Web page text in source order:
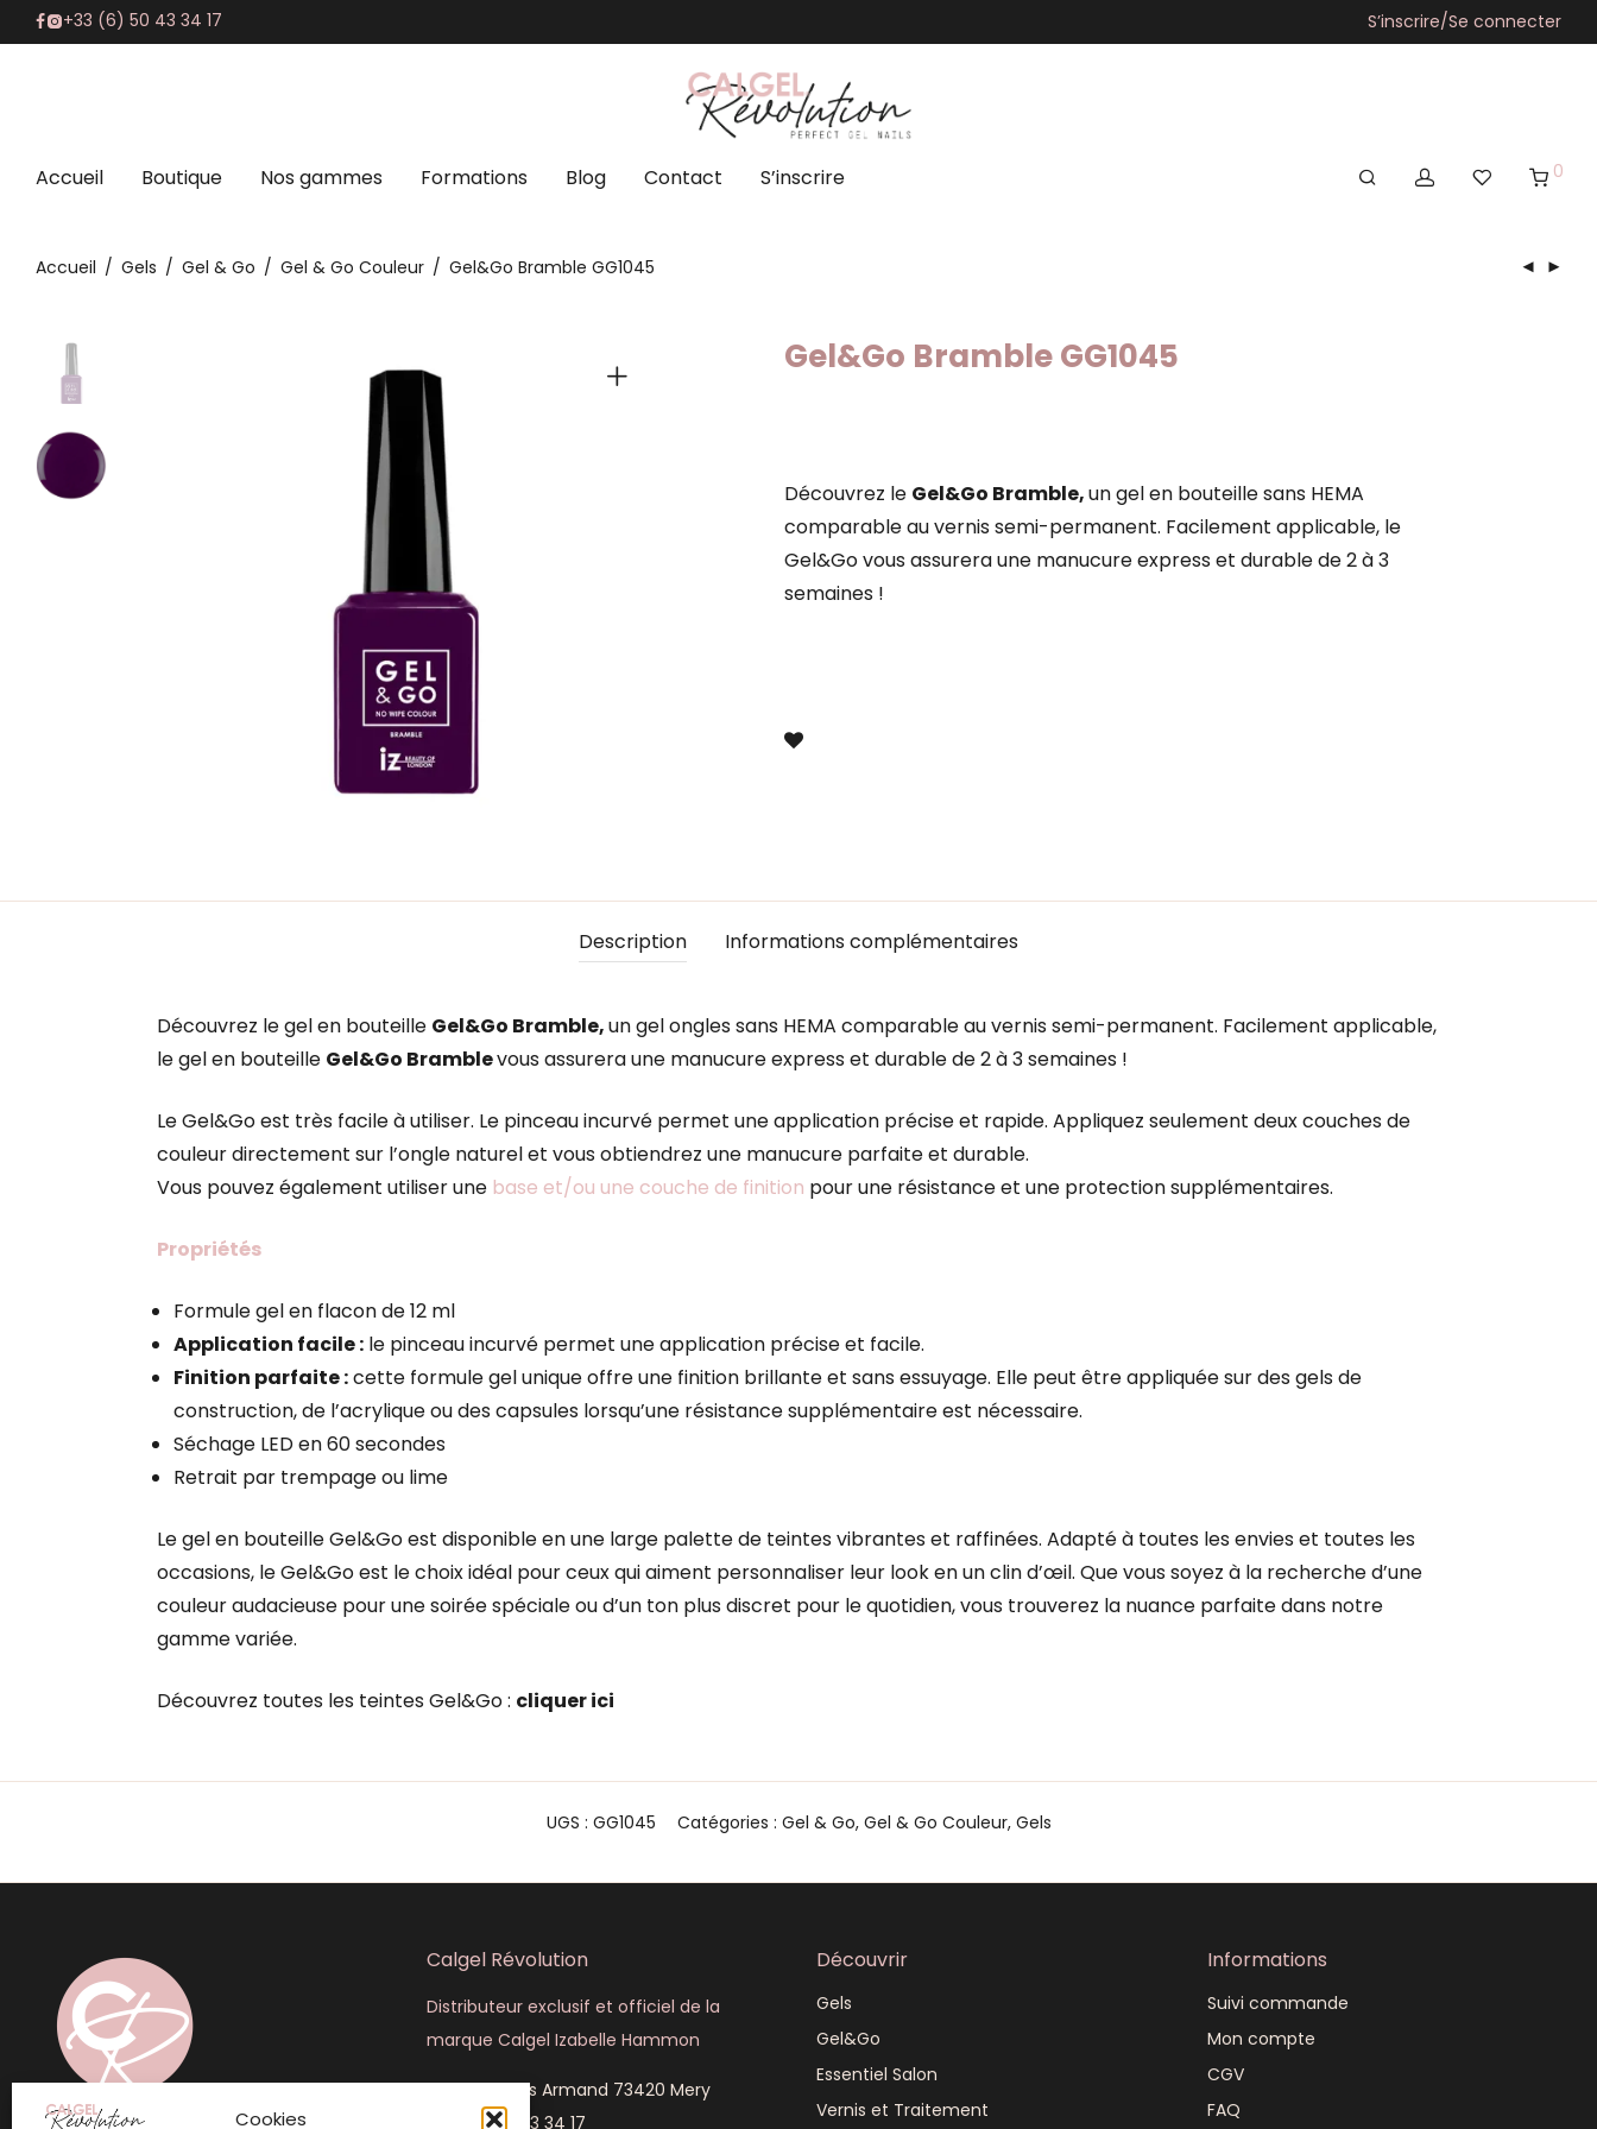
Cookies
+33 (6) 50 43 34 17 S’inscrire/Se connecter
Accueil Boutique Nos gammes Formations Blog Contact S’inscrire 0
Accueil / Gels / Gel & Go / Gel & Go Couleur / Gel&Go Bramble GG1045
Gel&Go Bramble GG1045
Découvrez le Gel&Go Bramble,un gel en bouteille sans HEMA
comparable au vernis semi-permanent. Facilement applicable, le
Gel&Go vous assurera une manucure express et durable de 2 à 3
semaines !
Description Informations complémentaires
Découvrez le gel en bouteille Gel&Go Bramble,un gel ongles sans HEMA comparable au vernis semi-permanent. Facilement applicable,
le gel en bouteille Gel&Go Bramblevous assurera une manucure express et durable de 2 à 3 semaines !
Le Gel&Go est très facile à utiliser. Le pinceau incurvé permet une application précise et rapide. Appliquez seulement deux couches de
couleur directement sur l’ongle naturel et vous obtiendrez une manucure parfaite et durable.
Vous pouvez également utiliser une base et/ou une couche de finition pour une résistance et une protection supplémentaires.
Propriétés
Formule gel en flacon de 12 ml
Application facile : le pinceau incurvé permet une application précise et facile.
Finition parfaite :cette formule gel unique offre une finition brillante et sans essuyage. Elle peut être appliquée sur des gels de
construction, de l’acrylique ou des capsules lorsqu’une résistance supplémentaire est nécessaire.
Séchage LED en 60 secondes
Retrait par trempage ou lime
Le gel en bouteille Gel&Go est disponible en une large palette de teintes vibrantes et raffinées. Adapté à toutes les envies et toutes les
occasions, le Gel&Go est le choix idéal pour ceux qui aiment personnaliser leur look en un clin d’œil. Que vous soyez à la recherche d’une
couleur audacieuse pour une soirée spéciale ou d’un ton plus discret pour le quotidien, vous trouverez la nuance parfaite dans notre
gamme variée.
Découvrez toutes les teintes Gel&Go : cliquer ici
UGS : GG1045 Catégories : Gel & Go, Gel & Go Couleur, Gels
Calgel Révolution
Distributeur exclusif et officiel de la
marque Calgel Izabelle Hammon
445 rue Louis Armand 73420 Mery
+33 (6) 50 43 34 17
Découvrir
Gels
Gel&Go
Essentiel Salon
Vernis et Traitement
Informations
Suivi commande
Mon compte
CGV
FAQ